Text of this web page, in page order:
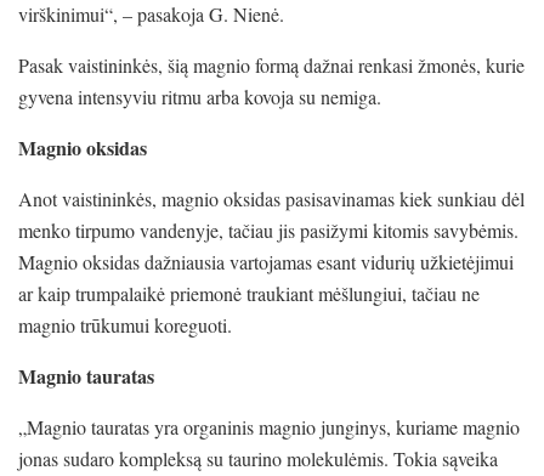
virškinimui“, – pasakoja G. Nienė.
Pasak vaistininkės, šią magnio formą dažnai renkasi žmonės, kurie
gyvena intensyviu ritmu arba kovoja su nemiga.
Magnio oksidas
Anot vaistininkės, magnio oksidas pasisavinamas kiek sunkiau dėl
menko tirpumo vandenyje, tačiau jis pasižymi kitomis savybėmis.
Magnio oksidas dažniausia vartojamas esant vidurių užkietėjimui
ar kaip trumpalaikė priemonė traukiant mėšlungiui, tačiau ne
magnio trūkumui koreguoti.
Magnio tauratas
„Magnio tauratas yra organinis magnio junginys, kuriame magnio
jonas sudaro kompleksą su taurino molekulėmis. Tokia sąveika